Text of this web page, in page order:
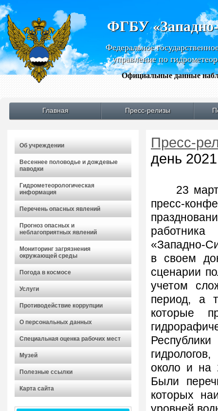
ФГБУ
Федеральное
управление по
Официальные данные
Главная Пресс-релизы
Об учреждении
Весеннее половодье и дождевые
паводки
Гидрометеорологическая
информация
Перечень опасных явлений
Прогноз опасных и
неблагоприятных явлений
Мониторинг загрязнения
окружающей среды
Погода в космосе
Услуги
Противодействие коррупции
О персональных данных
Специальная оценка рабочих мест
Музей
Полезные ссылки
Карта сайта
Пресс-
день
23 марта
пресс-
«Западно-
в своем
сценарии
учетом
период, а
которые
около и на
Были
которых